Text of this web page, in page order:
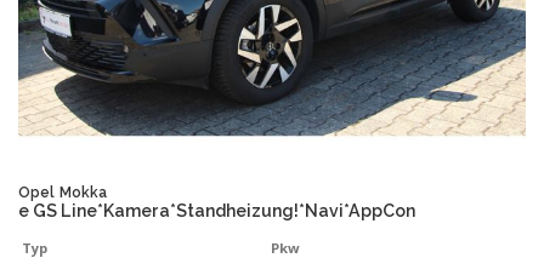
Opel Mokka
e GS Line*Kamera*Standheizung!*Navi*AppCon
Typ
Pkw